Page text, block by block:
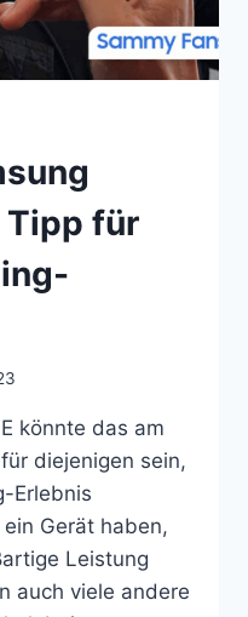
Tipp für
könnte das am
diejenigen sein,
Erlebnis
Gerät haben,
Leistung
auch viele andere